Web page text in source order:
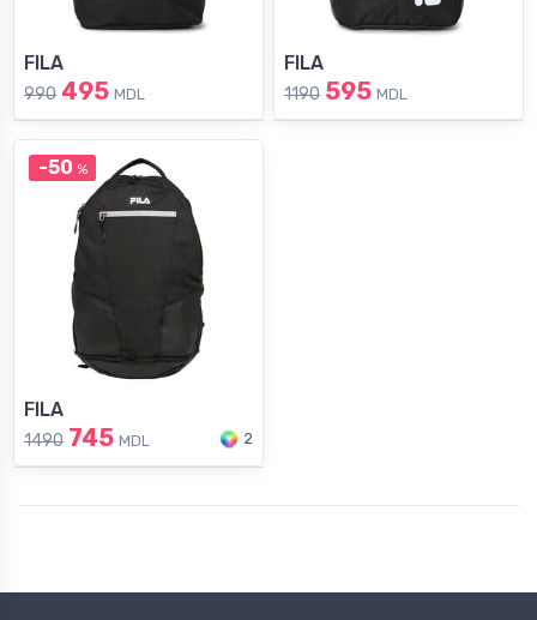
FILA
990 495 MDL
FILA
1190 595 MDL
-50 %
FILA
1490 745 MDL 2